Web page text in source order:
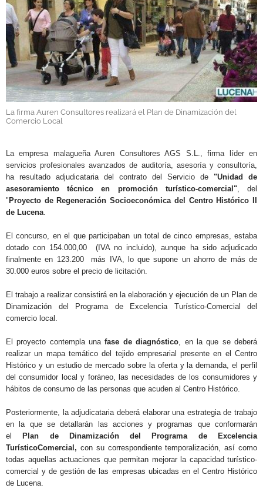
NECROLÓGICAS
GALERÍAS
La firma Auren Consultores realizará el Plan de Dinamización del
Comercio Local
La empresa malagueña Auren Consultores AGS S.L., firma líder en
servicios profesionales avanzados de auditoría, asesoría y consultoría
ha resultado adjudicataria del contrato del Servicio de "Unidad de
asesoramiento técnico en promoción turístico-comercial", del
" Proyecto de Regeneración Socioeconómica del Centro Histórico II
de Lucena
El concurso, en el que participaban un total de cinco empresas, estaba
dotado con 154.000,00  (IVA no incluido), aunque ha sido adjudicado
finalmente en 123.200  más IVA, lo que supone un ahorro de más de
30.000 euros sobre el precio de licitación.
El trabajo a realizar consistirá en la elaboración y ejecución de un Plan de
Dinamización del Programa de Excelencia Turístico-Comercial del
comercio local.
El proyecto contempla unafase de diagnóstico , en la que se deberá
realizar un mapa temático del tejido empresarial presente en el Centro
Histórico y un estudio de mercado sobre la oferta y la demanda, el perfil
del consumidor local y foráneo, las necesidades de los consumidores y
hábitos de consumo de las personas que acuden al Centro Histórico.
Posteriormente, la adjudicataria deberá elaborar una estrategia de trabajo
en la que se detallarán las acciones y programas que conformarán
el
Plan de
Dinamización del Programa de Excelencia
TurísticoComercial, con su correspondiente temporalización, así como
todas aquellas actuaciones que permitan mejorar la capacidad turístico-
comercial y de gestión de las empresas ubicadas en el Centro Histórico
de Lucena.